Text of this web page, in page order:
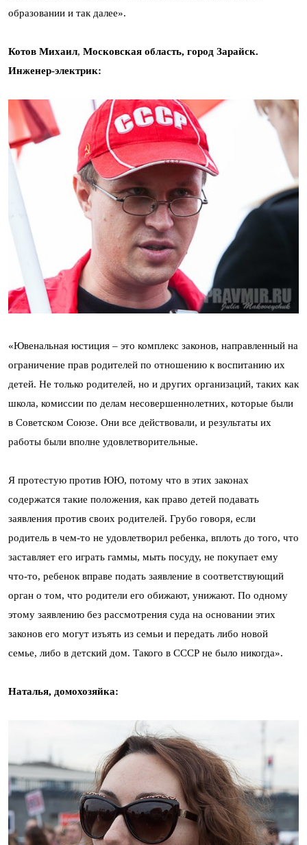
образовании и так далее».
Котов Михаил, Московская область, город Зарайск.
Инженер-электрик:
«Ювенальная юстиция – это комплекс законов, направленный на
ограничение прав родителей по отношению к воспитанию их
детей. Не только родителей, но и других организаций, таких как
школа, комиссии по делам несовершеннолетних, которые были
в Советском Союзе. Они все действовали, и результаты их
работы были вполне удовлетворительные.
Я протестую против ЮЮ, потому что в этих законах
содержатся такие положения, как право детей подавать
заявления против своих родителей. Грубо говоря, если
родитель в чем-то не удовлетворил ребенка, вплоть до того, что
заставляет его играть гаммы, мыть посуду, не покупает ему
что-то, ребенок вправе подать заявление в соответствующий
орган о том, что родители его обижают, унижают. По одному
этому заявлению без рассмотрения суда на основании этих
законов его могут изъять из семьи и передать либо новой
семье, либо в детский дом. Такого в СССР не было никогда».
Наталья, домохозяйка: